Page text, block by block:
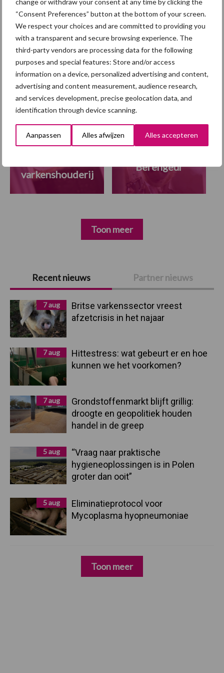
change or withdraw your consent at any time by clicking the
“Consent Preferences” button at the bottom of your screen.
We respect your choices and are committed to providing you
with a transparent and secure browsing experience. The
third-party vendors are processing data for the following
purposes and special features: Store and/or access
information on a device, personalized advertising and content,
advertising and content measurement, audience research,
and services development, precise geolocation data, and
identification through device scanning.
Aanpassen Alles afwijzen Alles accepteren
Primaire
Sidebar
Recent nieuws Partner nieuws
7 aug
Britse varkenssector vreest
afzetcrisis in het najaar
7 aug
Hittestress: wat gebeurt er en hoe
kunnen we het voorkomen?
7 aug
Grondstoffenmarkt blijft grillig:
droogte en geopolitiek houden
handel in de greep
5 aug
“Vraag naar praktische
hygieneoplossingen is in Polen
groter dan ooit”
5 aug
Eliminatieprotocol voor
Mycoplasma hyopneumoniae
Toon meer
beschikbaar tegen woo over
PAS-stoppersruimte
Themapagina
Diergezondheid Fokkerij
varkenshouderij
Berengeur
Toon meer